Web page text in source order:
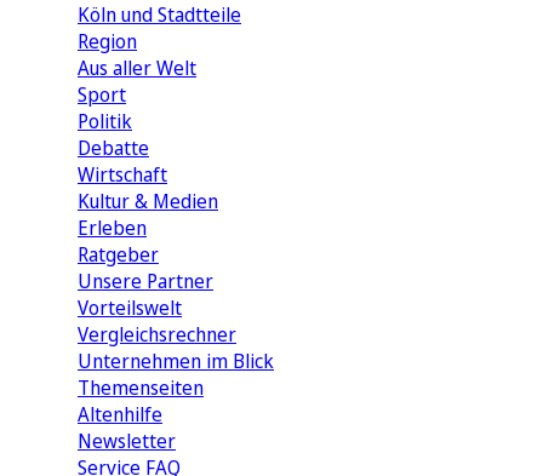
Köln und Stadtteile
Region
Aus aller Welt
Sport
Politik
Debatte
Wirtschaft
Kultur & Medien
Erleben
Ratgeber
Unsere Partner
Vorteilswelt
Vergleichsrechner
Unternehmen im Blick
Themenseiten
Altenhilfe
Newsletter
Service FAQ